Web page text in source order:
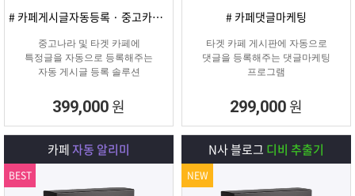
# 카페게시글자동등록 · 중고카페글쓰기
중고나라 및 타겟 카페에
특정글을 자동으로 등록해주는
자동 게시글 등록 솔루션
399,000 원
# 카페댓글마케팅
타겟 카페 게시판에 자동으로
댓글을 등록해주는 댓글마케팅
프로그램
299,000 원
카페자동 알리미
BEST
N사 블로그 디비 추출기
NEW